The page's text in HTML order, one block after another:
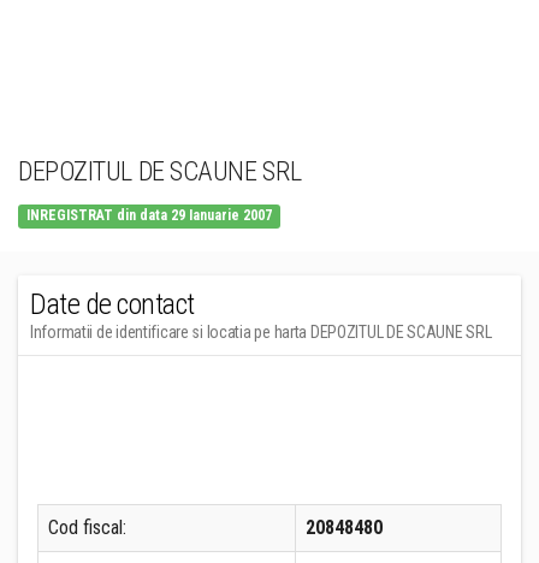
DEPOZITUL DE SCAUNE SRL
INREGISTRAT din data 29 Ianuarie 2007
Date de contact
Informatii de identificare si locatia pe harta DEPOZITUL DE SCAUNE SRL
Cod fiscal: 20848480